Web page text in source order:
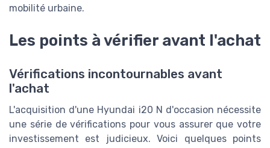
mobilité urbaine.
Les points à vérifier avant l'achat
Vérifications incontournables avant
l'achat
L'acquisition d'une Hyundai i20 N d'occasion nécessite
une série de vérifications pour vous assurer que votre
investissement est judicieux. Voici quelques points